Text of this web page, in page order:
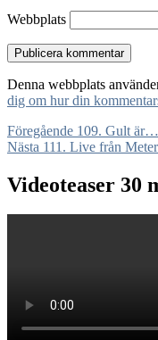
Webbplats
Denna webbplats
dig om hur din
Föregående Föregående
inlägg:
109. Gult
Nästa Nästa
111. Live från
Videoteaser 30